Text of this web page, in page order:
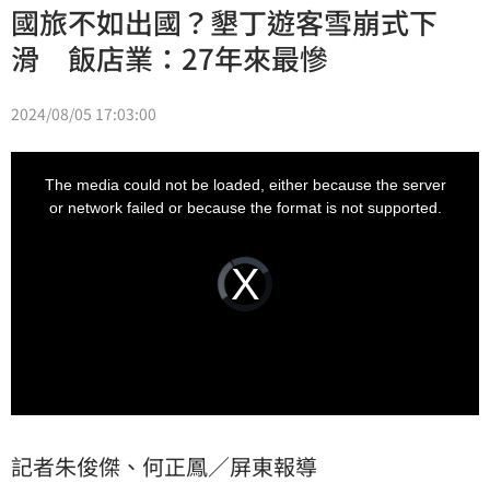
國旅不如出國？墾丁遊客雪崩式下
滑 飯店業：27年來最慘
2024/08/05 17:03:00
Video
Player
is
loading.
The media could not be loaded, either because the server
or network failed or because the format is not supported.
記者朱俊傑、何正鳳／屏東報導